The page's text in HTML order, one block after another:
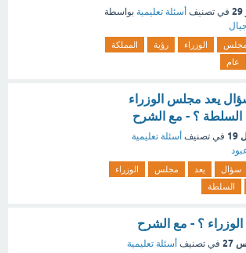
في تصنيف أسئلة تعليمية بواسطة
مجلس الوزراء رؤية
المملكة
عام
يعد مجلس الوزراء
؟ - مع الشرح
في تصنيف أسئلة تعليمية
سؤال يعد مجلس
الوزراء
السلطة
؟ - مع الشرح
27 في تصنيف أسئلة تعليمية